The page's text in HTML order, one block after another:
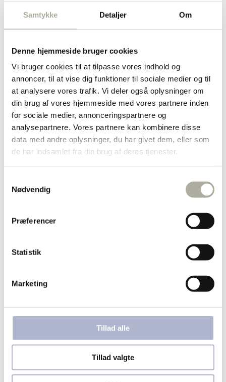
Samtykke Detaljer Om
Denne hjemmeside bruger cookies
Vi bruger cookies til at tilpasse vores indhold og
annoncer, til at vise dig funktioner til sociale medier og til
at analysere vores trafik. Vi deler også oplysninger om
din brug af vores hjemmeside med vores partnere inden
for sociale medier, annonceringspartnere og
analysepartnere. Vores partnere kan kombinere disse
data med andre oplysninger, du har givet dem, eller som
de har indsamlet fra din brug af deres tjenester.
Nødvendig
Præferencer
Statistik
Marketing
Tillad alle
Tillad valgte
Forgyldte ringe
Bestik
Bordflag
Kop & Tallerken
Smykkeskrin
Sparebøsser
Diverse
Børnesmykker
Børnearmbånd
Børnehalskæder
Børneøreringe
Halskæder
Forgyldte halskæder
Ankelkæder
Brands
Joanli Nor
L&G
Lund Copenhagen
Nordahl Jewellery
Pernille Corydon
Per Borup